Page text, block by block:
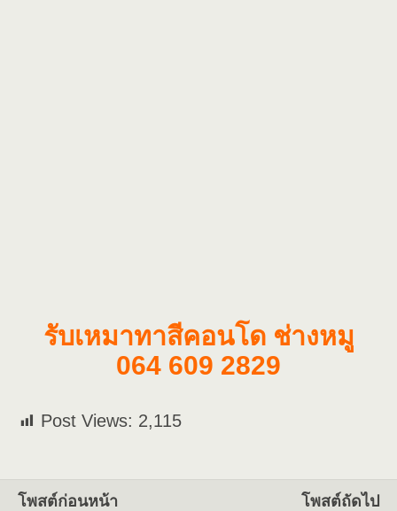
รับเหมาทาสีคอนโด ช่างหมู
064 609 2829
Post Views: 2,115
โพสต์ก่อนหน้า
โพสต์ถัดไป